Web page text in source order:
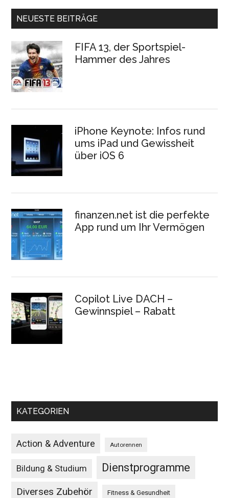
NEUESTE BEITRÄGE
FIFA 13, der Sportspiel-
Hammer des Jahres
iPhone Keynote: Infos rund
ums iPad und Gewissheit
über iOS 6
finanzen.net ist die perfekte
App rund um Ihr Vermögen
Copilot Live DACH –
Gewinnspiel – Rabatt
KATEGORIEN
Action & Adventure Autorennen
Bildung & Studium Dienstprogramme
Diverses Zubehör Fitness & Gesundheit